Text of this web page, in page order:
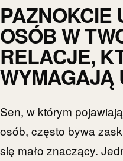
PAZNOKCIE
OSÓB W
RELACJE,
WYMAGAJĄ
Sen, w którym
osób, często bywa
się mało znaczący.